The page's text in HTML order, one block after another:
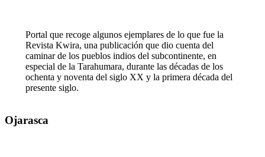
Portal que recoge algunos ejemplares de lo que fue la
Revista Kwira, una publicación que dio cuenta del
caminar de los pueblos indios del subcontinente, en
especial de la Tarahumara, durante las décadas de los
ochenta y noventa del siglo XX y la primera década del
presente siglo.
Ojarasca